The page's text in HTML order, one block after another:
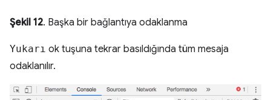
Şekil 12. Başka bir bağlantıya odaklanma
Yukarı ok tuşuna tekrar basıldığında tüm mesaja
odaklanılır.